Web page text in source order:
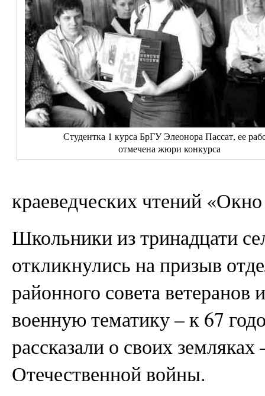
Студентка 1 курса БрГУ Элеонора Пассат, ее
отмечена жюри конкурса
краеведческих чтений
Школьники из тринадцати
откликнулись на призыв
районного совета ветеранов
военную тематику – к 67
рассказали о своих
Отечественной войны.